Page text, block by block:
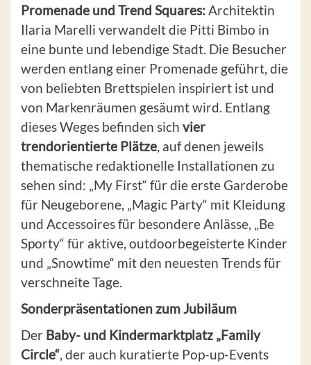
Promenade und Trend Squares:Architektin
Ilaria Marelli verwandelt die Pitti Bimbo in
eine bunte und lebendige Stadt. Die Besucher
werden entlang einer Promenade geführt, die
von beliebten Brettspielen inspiriert ist und
von Markenräumen gesäumt wird. Entlang
dieses Weges befinden sich vier
trendorientierte Plätze, auf denen jeweils
thematische redaktionelle Installationen zu
sehen sind: „My First“ für die erste Garderobe
für Neugeborene, „Magic Party“ mit Kleidung
und Accessoires für besondere Anlässe, „Be
Sporty“ für aktive, outdoorbegeisterte Kinder
und „Snowtime“ mit den neuesten Trends für
verschneite Tage.
Sonderpräsentationen zum Jubiläum
Der Baby- und Kindermarktplatz „Family
Circle“, der auch kuratierte Pop-up-Events